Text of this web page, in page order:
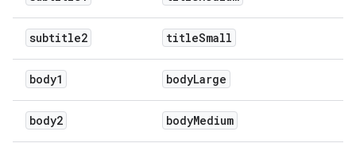
subtitle2 titleSmall
body1 bodyLarge
body2 bodyMedium